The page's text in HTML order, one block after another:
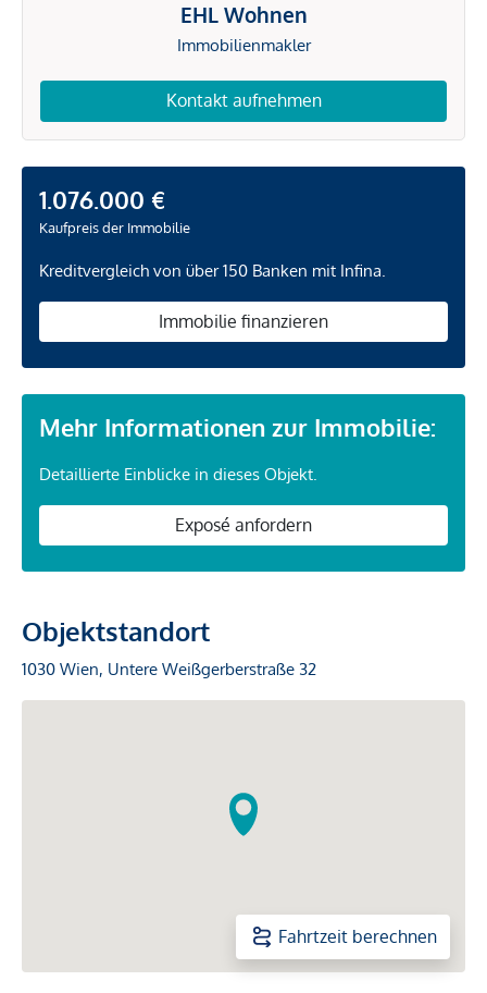
EHL Wohnen
Immobilienmakler
Kontakt aufnehmen
1.076.000 €
Kaufpreis der Immobilie
Kreditvergleich von über 150 Banken mit Infina.
Immobilie finanzieren
Mehr Informationen zur Immobilie:
Detaillierte Einblicke in dieses Objekt.
Exposé anfordern
Objektstandort
1030 Wien, Untere Weißgerberstraße 32
Fahrtzeit berechnen